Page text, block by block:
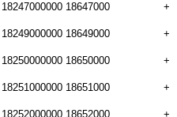
18247000000 18647000 +
18249000000 18649000 +
18250000000 18650000 +
18251000000 18651000 +
18252000000 18652000 +